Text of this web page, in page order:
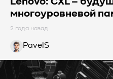
Lenovo: CXL –
многоуровневой
2 года назад
PavelS